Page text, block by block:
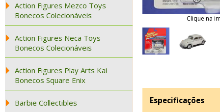
Action Figures Mezco Toys
Bonecos Colecionáveis
Action Figures Neca Toys
Bonecos Colecionáveis
Action Figures Play Arts Kai
Bonecos Square Enix
Barbie Collectibles
Clique na
Especificações